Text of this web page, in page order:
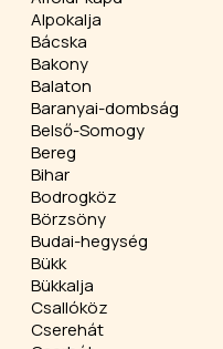
Alpokalja
Bácska
Bakony
Balaton
Baranyai-dombság
Belső-Somogy
Bereg
Bihar
Bodrogköz
Börzsöny
Budai-hegység
Bükk
Bükkalja
Csallóköz
Cserehát